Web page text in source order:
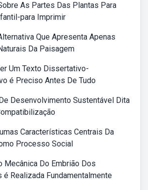
As Partes Das Plantas Para
para Imprimir
Que Apresenta Apenas
Da Paisagem
Um Texto Dissertativo-
é Preciso Antes De Tudo
Desenvolvimento Sustentável Dita
Características Centrais Da
Processo Social
Mecânica Do Embrião Dos
é Realizada Fundamentalmente